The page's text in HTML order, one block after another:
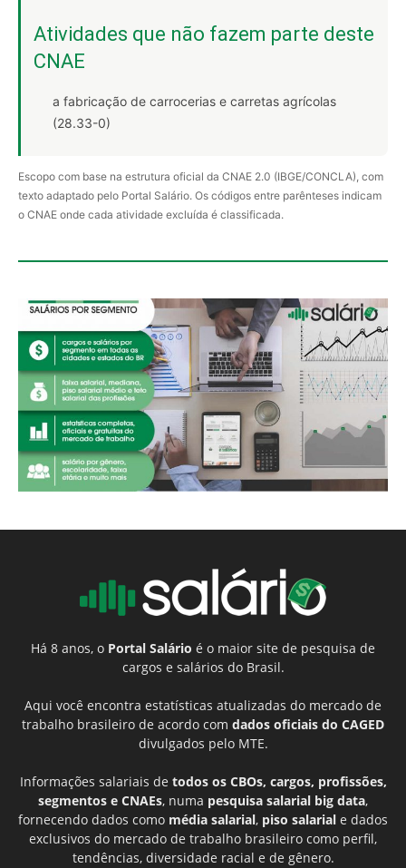
Atividades que não fazem parte deste
CNAE
a fabricação de carrocerias e carretas agrícolas
(28.33-0)
Escopo com base na estrutura oficial da CNAE 2.0 (IBGE/CONCLA), com
texto adaptado pelo Portal Salário. Os códigos entre parênteses indicam
o CNAE onde cada atividade excluída é classificada.
Há 8 anos, o Portal Salário é o maior site de pesquisa de
cargos e salários do Brasil.
Aqui você encontra estatísticas atualizadas do mercado de
trabalho brasileiro de acordo com dados oficiais do CAGED
divulgados pelo MTE.
Informações salariais de todos os CBOs, cargos, profissões,
segmentos e CNAEs, numa pesquisa salarial big data,
fornecendo dados como média salarial, piso salarial e dados
exclusivos do mercado de trabalho brasileiro como perfil,
tendências, diversidade racial e de gênero.